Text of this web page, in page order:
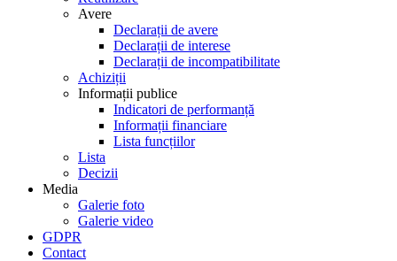
Avere
Declarații de avere
Declarații de interese
Declarații de incompatibilitate
Achiziții
Informații publice
Indicatori de performanță
Informații financiare
Lista funcțiilor
Lista
Decizii
Media
Galerie foto
Galerie video
GDPR
Contact